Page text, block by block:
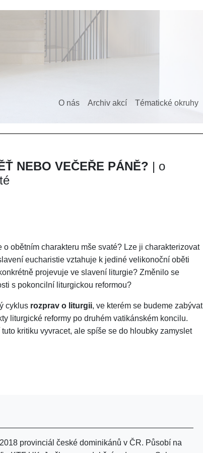
O nás Archiv akcí Tématické okruhy
NEBO VEČEŘE PÁNĚ? | o
o obětním charakteru mše svaté? Lze ji charakterizovat
eucharistie vztahuje k jediné velikonoční oběti
projevuje ve slavení liturgie? Změnilo se
s pokoncilní liturgickou reformou?
cyklus rozprav o liturgii, ve kterém se budeme zabývat
liturgické reformy po druhém vatikánském koncilu.
kritiku vyvracet, ale spíše se do hloubky zamyslet
provinciál české dominikánů v ČR. Působí na